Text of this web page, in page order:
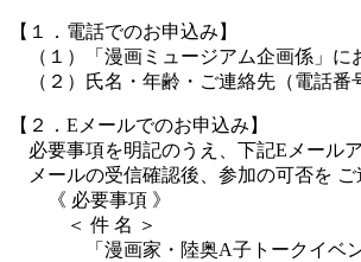
【１．電話でのお申込み】
（１）「漫画ミュージアム企画係
（２）氏名・年齢・ご連絡先（電話番
【２． Eメールでのお申込み】
必要事項を明記のうえ、下記Eメール
メールの受信確認後、参加の可否を ご
《 必要事項 》
＜ 件 名 ＞
「漫画家・陸奥A子トークイベン